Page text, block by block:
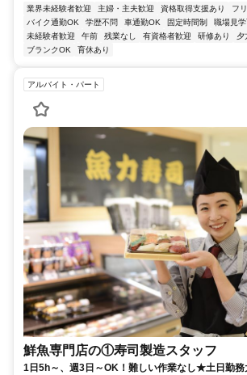
業界未経験者歓迎 主婦・主夫歓迎 資格取得支援あり
フ
バイク通勤OK
学歴不問 車通勤OK 固定時間制 職場見
未経験者歓迎
午前 残業なし 有資格者歓迎 研修あり 夕
ブランクOK
育休あり
アルバイト・パート
鮮魚専門店の①寿司製造スタッフ
1日5h～、週3日～OK！難しい作業なし★土日勤